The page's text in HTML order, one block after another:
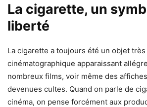
La cigarette, un
liberté
La cigarette a toujours été un objet très
cinématographique apparaissant
nombreux films, voir même des
devenues cultes. Quand on parle de
cinéma, on pense forcément aux